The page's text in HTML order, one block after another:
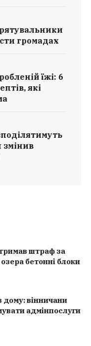
громадах
їжі: 6
які
змінив
штраф за
бетонні блоки
дому: вінничани
адмінпослуги